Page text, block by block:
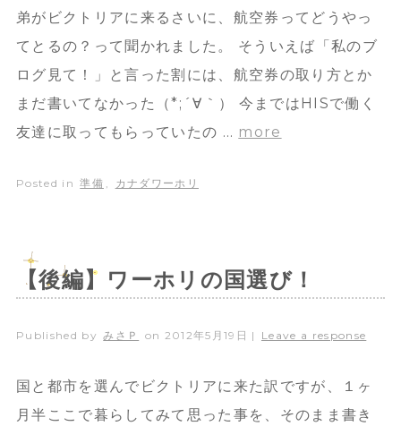
弟がビクトリアに来るさいに、航空券ってどうやっ
てとるの？って聞かれました。 そういえば「私のブ
ログ見て！」と言った割には、航空券の取り方とか
まだ書いてなかった（*;´∀｀） 今まではHISで働く
友達に取ってもらっていたの … more
Posted in 準備 カナダワーホリ
【後編】ワーホリの国選び！
Published by みさＰ on 2012年5月19日 | Leave a response
国と都市を選んでビクトリアに来た訳ですが、１ヶ
月半ここで暮らしてみて思った事を、そのまま書き